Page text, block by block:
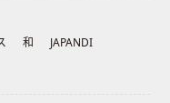
和
JAPANDI